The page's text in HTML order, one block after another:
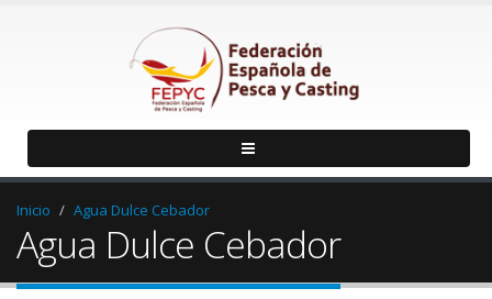
Inicio Agua Dulce Cebador
Agua Dulce Cebador